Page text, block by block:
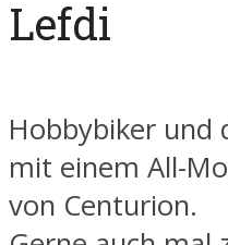
Lefdi
Hobbybiker und
mit einem All-
von Centurion.